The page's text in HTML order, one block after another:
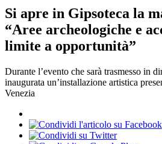
Si apre in Gipsoteca la
“Aree archeologiche e
limite a opportunità”
Durante l’evento che sarà trasmesso in
inaugurata un’installazione artistica
Venezia